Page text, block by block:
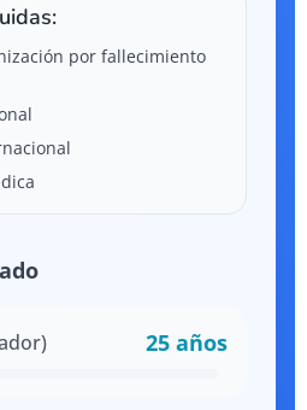
por fallecimiento
25 años